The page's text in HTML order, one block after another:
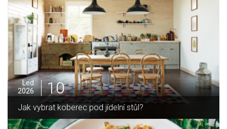
Pro
2025
05
Jak zvládnout vánoční úklid bez námahy